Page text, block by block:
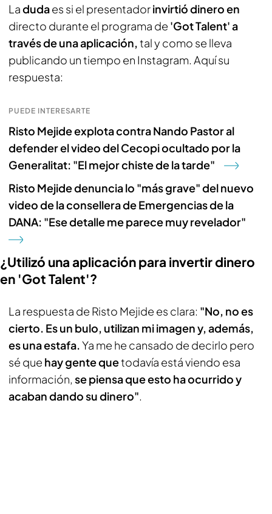
Ladudaes si el presentadorinvirtió dinero en
directo durante el programa de 'Got Talent' a
través de una aplicación,tal y como se lleva
publicando un tiempo en Instagram. Aquí su
respuesta:
PUEDE INTERESARTE
Risto Mejide explota contra Nando Pastor al
defender el video del Cecopi ocultado por la
Generalitat: "El mejor chiste de la tarde"
Risto Mejide denuncia lo "más grave" del nuevo
video de la consellera de Emergencias de la
DANA: "Ese detalle me parece muy revelador"
¿Utilizó una aplicación para invertir dinero
en 'Got Talent'?
La respuesta de Risto Mejide es clara: "No, no es
cierto. Es un bulo, utilizan mi imagen y, además,
es una estafa.Ya me he cansado de decirlo pero
sé que hay gente quetodavía está viendo esa
información, se piensa que esto ha ocurrido y
acaban dando su dinero".